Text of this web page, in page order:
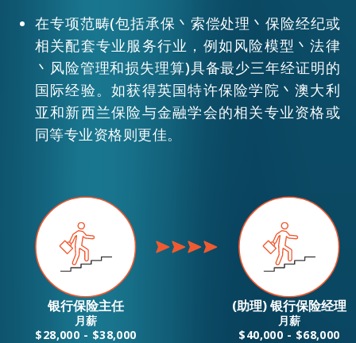
在专项范畴(包括承保丶索偿处理丶保险经纪或
相关配套专业服务行业，例如风险模型丶法律
丶风险管理和损失理算)具备最少三年经证明的
国际经验。如获得英国特许保险学院丶澳大利
亚和新西兰保险与金融学会的相关专业资格或
同等专业资格则更佳。
银行保险主任
月薪
$28,000 - $38,000
(助理) 银行保险经理
月薪
$40,000 - $68,000